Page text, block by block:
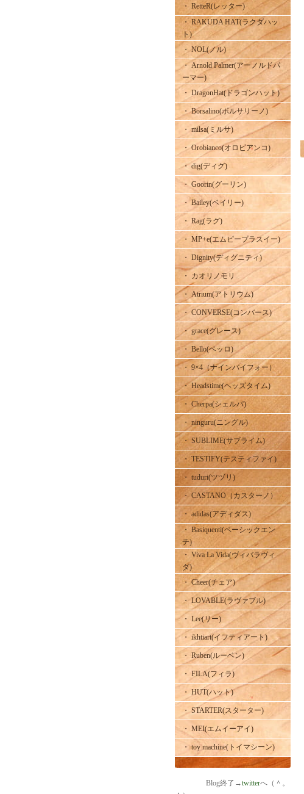
・ RetteR(レッター)
・ RAKUDA HAT(ラクダハッ
ト)
・ NOL(ノル)
・ Arnold Palmer(アーノルドパ
ーマー)
・ DragonHat(ドラゴンハット)
・ Borsalino(ボルサリーノ)
・ milsa(ミルサ)
・ Orobianco(オロビアンコ)
・ dig(ディグ)
・ Goorin(グーリン)
・ Bailey(ベイリー)
・ Rag(ラグ)
・ MP+e(エムピープラスイー)
・ Dignity(ディグニティ)
・ カオリノモリ
・ Atrium(アトリウム)
・ CONVERSE(コンバース)
・ grace(グレース)
・ Bello(ベッロ)
・ 9×4（ナインバイフォー）
・ Headstime(ヘッズタイム)
・ Cherpa(シェルパ)
・ ninguru(ニングル)
・ SUBLIME(サブライム)
・ TESTIFY(テスティファイ)
・ tuduri(ツヅリ)
・ CASTANO（カスターノ）
・ adidas(アディダス)
・ Basiquenti(ベーシックエン
チ)
・ Viva La Vida(ヴィバラヴィ
ダ)
・ Cheer(チェア)
・ LOVABLE(ラヴァブル)
・ Lee(リー)
・ ikhtiart(イフティアート)
・ Ruben(ルーベン)
・ FILA(フィラ)
・ HUT(ハット)
・ STARTER(スターター)
・ MEI(エムイーアイ)
・ toy machine(トイマシーン)
Blog終了→twitterへ（＾。